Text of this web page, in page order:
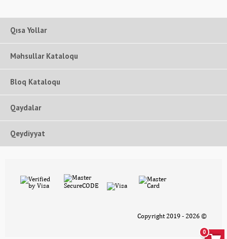
0
Qısa Yollar
Məhsullar Kataloqu
Bloq Kataloqu
Qaydalar
Qeydiyyat
Copyright 2019 - 2026 ©